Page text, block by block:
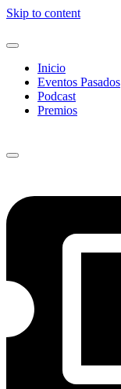
Skip to content
Inicio
Eventos Pasados
Podcast
Premios